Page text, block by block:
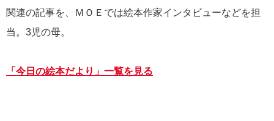
関連の記事を、ＭＯＥでは絵本作家インタビューなどを担
当。3児の母。
「今日の絵本だより」一覧を見る